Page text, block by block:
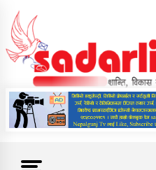
content
News For Nepal